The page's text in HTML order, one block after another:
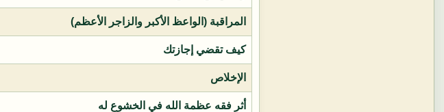
المراقبة (الواعظ الأكبر والزاجر الأعظم)
كيف تقضي إجازتك
الإخلاص
أثر فقه عظمة الله في الخشوع له